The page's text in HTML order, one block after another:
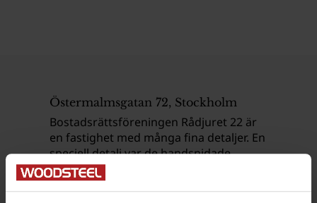
Östermalmsgatan 72, Stockholm
Bostadsrättsföreningen Rådjuret 22 är
en fastighet med många fina detaljer. En
speciell detalj var de handsnidade
bildhuggerierna i massiv ek i de gamla
dörrarna Vi restaurerade och